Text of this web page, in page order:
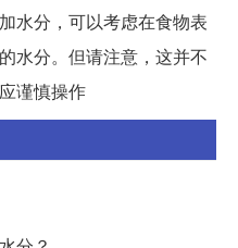
水分，可以考虑在食物表
水分。但请注意，这并不
谨慎操作